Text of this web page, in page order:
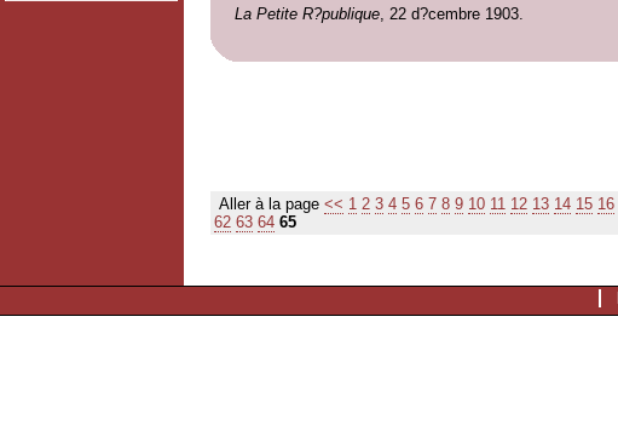
La Petite R?publique, 22 d?cembre 1903.
Aller à la page << 1 2 3 4 5 6 7 8 9 10 11 12 13 14 15 16
62 63 64 65